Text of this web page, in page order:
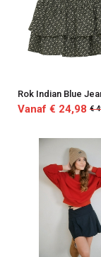
Rok Indian Blue
Vanaf € 24,98 €